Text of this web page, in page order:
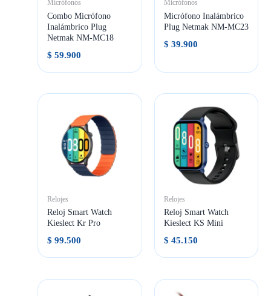
Micrófonos
Combo Micrófono
Inalámbrico Plug
Netmak NM-MC18
$ 59.900
Micrófonos
Micrófono Inalámbrico
Plug Netmak NM-MC23
$ 39.900
Relojes
Reloj Smart Watch
Kieslect Kr Pro
$ 99.500
Relojes
Reloj Smart Watch
Kieslect KS Mini
$ 45.150